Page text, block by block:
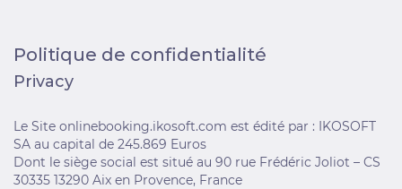
Politique de confidentialité
Privacy
Le Site onlinebooking.ikosoft.com est édité par : IKOSOFT
SA au capital de 245.869 Euros
Dont le siège social est situé au 90 rue Frédéric Joliot – CS
30335 13290 Aix en Provence, France